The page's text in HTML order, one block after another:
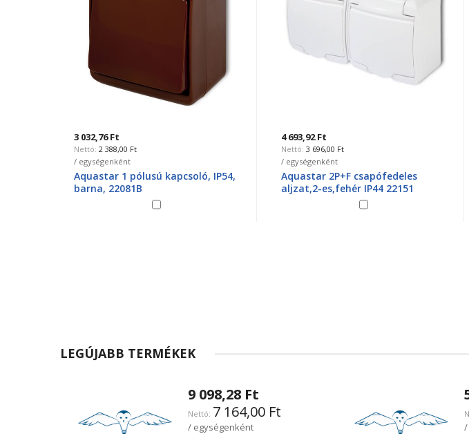
3 032,76 Ft
2 388,00 Ft
/ egységenként
Aquastar 1 pólusú kapcsoló, IP54,
barna, 22081B
4 693,92 Ft
3 696,00 Ft
/ egységenként
Aquastar 2P+F csapófedeles
aljzat,2-es,fehér IP44 22151
LEGÚJABB TERMÉKEK
9 098,28 Ft
7 164,00 Ft
/ egységenként /